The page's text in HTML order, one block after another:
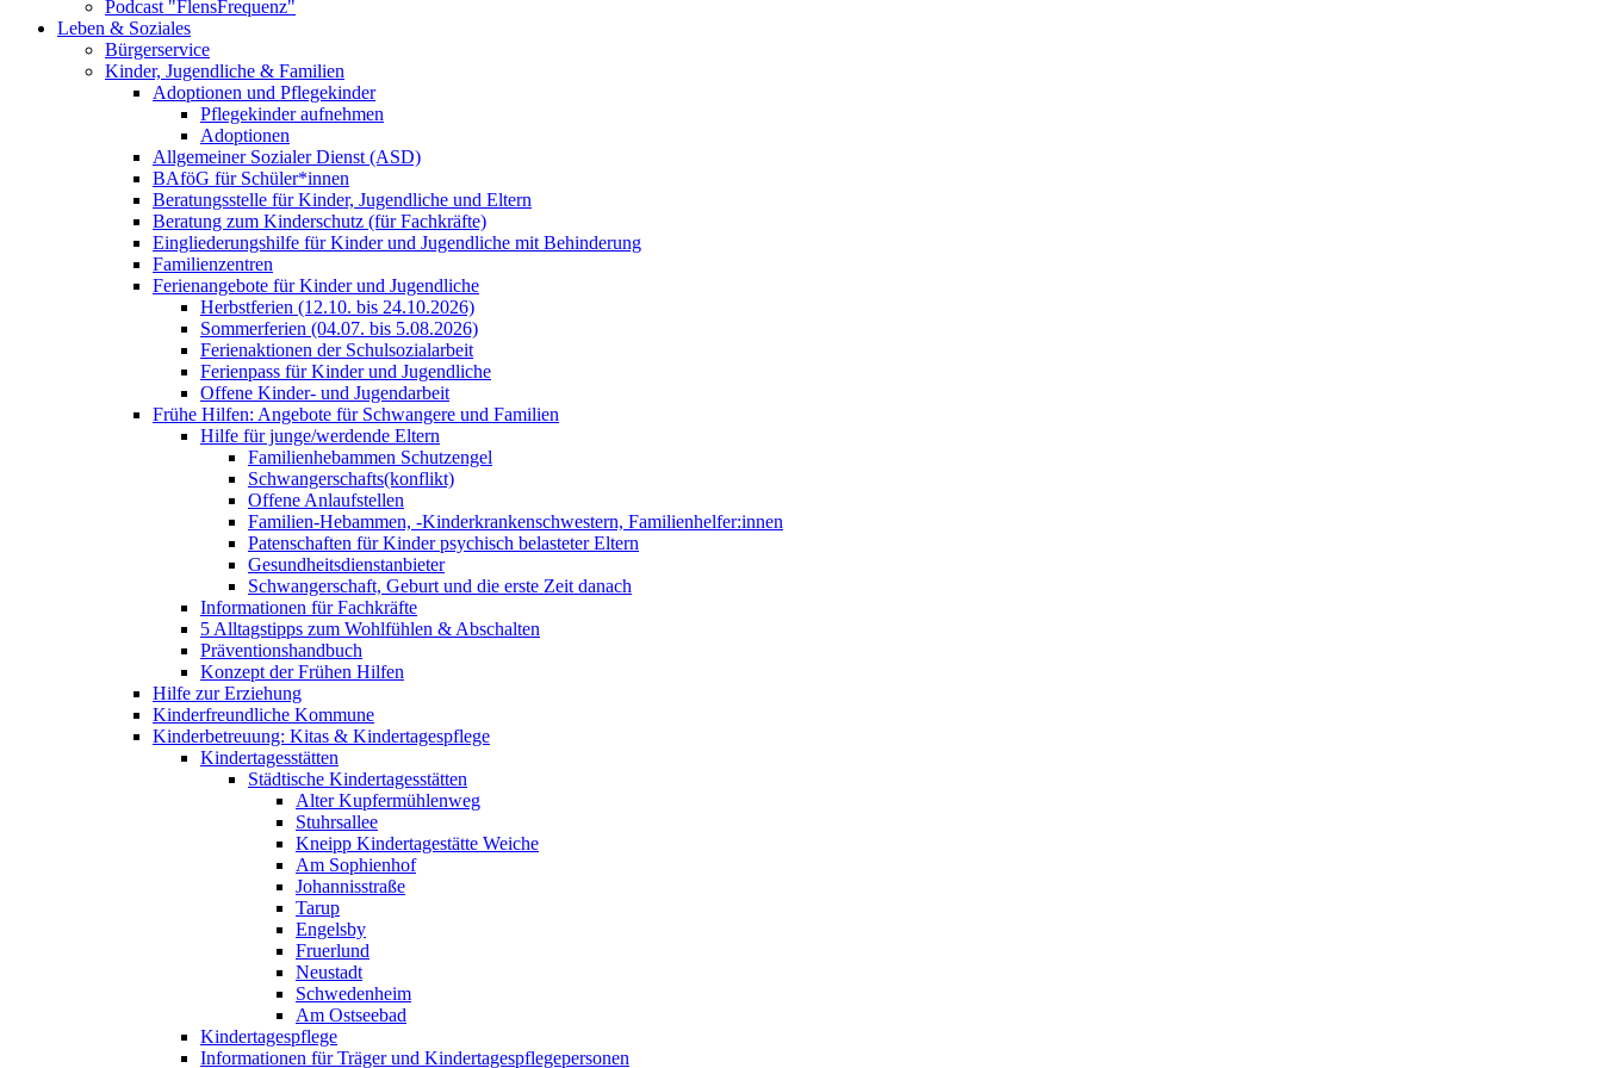
Podcast "FlensFrequenz"
Leben & Soziales
Bürgerservice
Kinder, Jugendliche & Familien
Adoptionen und Pflegekinder
Pflegekinder aufnehmen
Adoptionen
Allgemeiner Sozialer Dienst (ASD)
BAföG für Schüler*innen
Beratungsstelle für Kinder, Jugendliche und Eltern
Beratung zum Kinderschutz (für Fachkräfte)
Eingliederungshilfe für Kinder und Jugendliche mit Behinderung
Familienzentren
Ferienangebote für Kinder und Jugendliche
Herbstferien (12.10. bis 24.10.2026)
Sommerferien (04.07. bis 5.08.2026)
Ferienaktionen der Schulsozialarbeit
Ferienpass für Kinder und Jugendliche
Offene Kinder- und Jugendarbeit
Frühe Hilfen: Angebote für Schwangere und Familien
Hilfe für junge/werdende Eltern
Familienhebammen Schutzengel
Schwangerschafts(konflikt)
Offene Anlaufstellen
Familien-Hebammen, -Kinderkrankenschwestern, Familienhelfer:innen
Patenschaften für Kinder psychisch belasteter Eltern
Gesundheitsdienstanbieter
Schwangerschaft, Geburt und die erste Zeit danach
Informationen für Fachkräfte
5 Alltagstipps zum Wohlfühlen & Abschalten
Präventionshandbuch
Konzept der Frühen Hilfen
Hilfe zur Erziehung
Kinderfreundliche Kommune
Kinderbetreuung: Kitas & Kindertagespflege
Kindertagesstätten
Städtische Kindertagesstätten
Alter Kupfermühlenweg
Stuhrsallee
Kneipp Kindertagestätte Weiche
Am Sophienhof
Johannisstraße
Tarup
Engelsby
Fruerlund
Neustadt
Schwedenheim
Am Ostseebad
Kindertagespflege
Informationen für Träger und Kindertagespflegepersonen